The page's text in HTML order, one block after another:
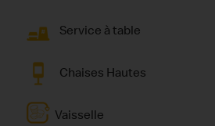
Service à table
Chaises Hautes
Vaisselle